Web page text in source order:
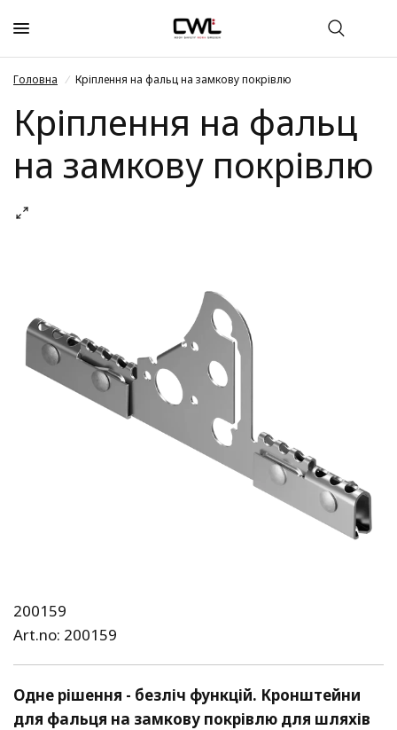
Головна / Кріплення на фальц на замкову покрівлю
Кріплення на фальц
на замкову покрівлю
200159
Art.no: 200159
Одне рішення - безліч функцій. Кронштейни
для фальця на замкову покрівлю для шляхів